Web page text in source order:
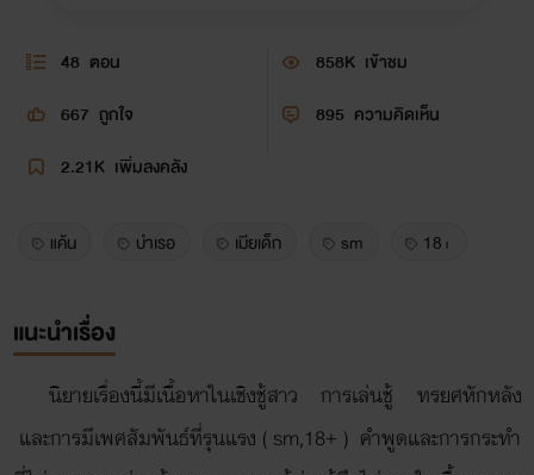
48 ตอน 858K เข้าชม
667 ถูกใจ 895 ความคิดเห็น
2.21K เพิ่มลงคลัง
แค้น บำเรอ เมียเด็ก sm 18+
แนะนำเรื่อง
นิยายเรื่องนี้มีเนื้อหาในเชิงชู้สาว การเล่นชู้ ทรยศหักหลัง
และการมีเพศสัมพันธ์ที่รุนแรง ( sm,18+ ) คำพูดและการกระทำ